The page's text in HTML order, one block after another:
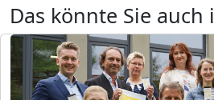
Das könnte Sie auch